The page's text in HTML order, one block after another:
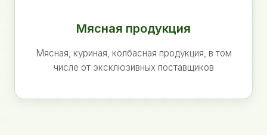
Мясная продукция
Мясная, куриная, колбасная продукция, в том
числе от эксклюзивных поставщиков